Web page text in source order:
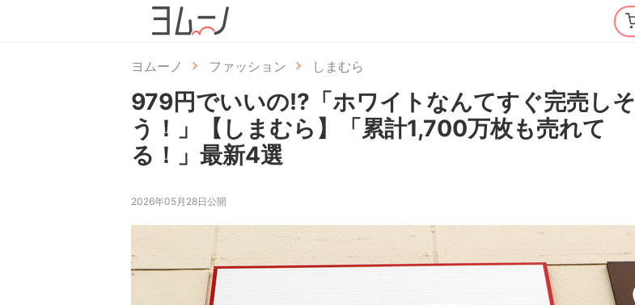
ヨムーノ ファッション しまむら
979円でいいの!?「ホワイトなんてすぐ完売しそ
う！」【しまむら】「累計1,700万枚も売れて
る！」最新4選
2026年05月28日公開